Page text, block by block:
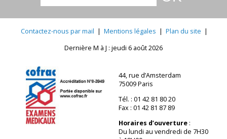
Contactez-nous par mail | Mentions légales | Plan du site |
Dernière M à J : jeudi 6 août 2026
44, rue d’Amsterdam
75009 Paris
Tél. : 01 42 81 80 20
Fax : 01 42 81 87 89
Horaires d’ouverture:
Du lundi au vendredi de 7H30